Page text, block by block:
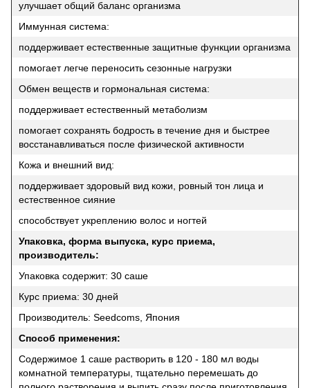
улучшает общий баланс организма
Иммунная система:
поддерживает естественные защитные функции организма
помогает легче переносить сезонные нагрузки
Обмен веществ и гормональная система:
поддерживает естественный метаболизм
помогает сохранять бодрость в течение дня и быстрее
восстанавливаться после физической активности
Кожа и внешний вид:
поддерживает здоровый вид кожи, ровный тон лица и
естественное сияние
способствует укреплению волос и ногтей
Упаковка, форма выпуска, курс приема,
производитель:
Упаковка содержит: 30 саше
Курс приема: 30 дней
Производитель: Seedcoms, Япония
Способ применения:
Содержимое 1 саше растворить в 120 - 180 мл воды
комнатной температуры, тщательно перемешать до